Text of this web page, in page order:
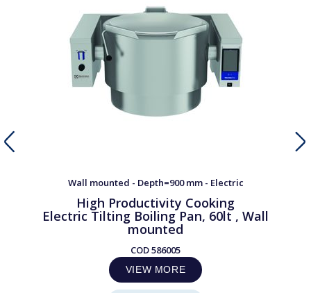
Wall mounted - Depth=900 mm - Electric
High Productivity Cooking
Electric Tilting Boiling Pan, 60lt , Wall
mounted
COD586005
VIEW MORE